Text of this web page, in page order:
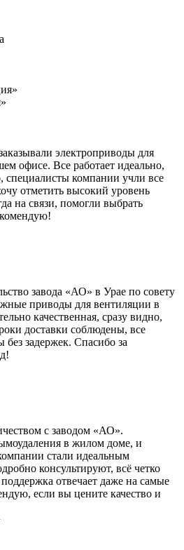
электроприводы для
офисе. Все работает идеально,
специалисты компании учли все
отметить высокий уровень
на связи, помогли выбрать
завода «АО» в Урае по совету
приводы для вентиляции в
качественная, сразу видно,
доставки соблюдены, все
задержек. Спасибо за
с заводом «АО».
в жилом доме, и
стали идеальным
консультируют, всё четко
отвечает даже на самые
если вы цените качество и